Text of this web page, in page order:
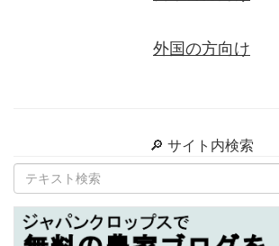
外国の方向け
🔎 サイト内検索